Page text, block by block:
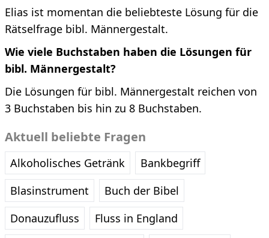
Elias ist momentan die beliebteste Lösung für die
Rätselfrage bibl. Männergestalt.
Wie viele Buchstaben haben die Lösungen für
bibl. Männergestalt?
Die Lösungen für bibl. Männergestalt reichen von
3 Buchstaben bis hin zu 8 Buchstaben.
Aktuell beliebte Fragen
Alkoholisches Getränk
Bankbegriff
Blasinstrument
Buch der Bibel
Donauzufluss
Fluss in England